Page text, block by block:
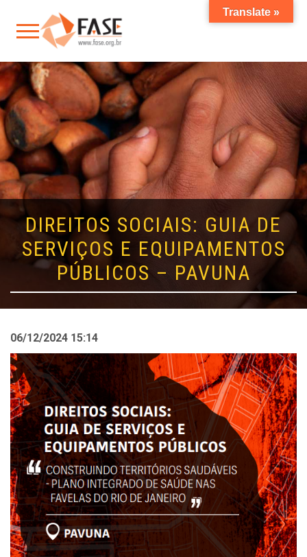
DIREITOS SOCIAIS: GUIA DE
SERVIÇOS E EQUIPAMENTOS
PÚBLICOS – PAVUNA
06/12/2024 15:14
Translate »